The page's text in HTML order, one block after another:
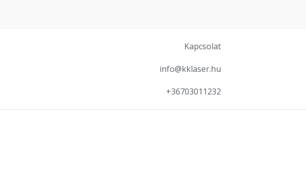
Kapcsolat
info@kklaser.hu
+36703011232